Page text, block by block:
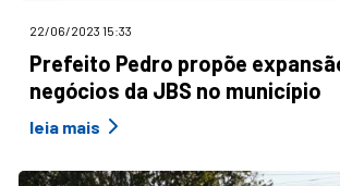
22/06/2023 15:33
Prefeito Pedro propõe
negócios da JBS no município
leia mais